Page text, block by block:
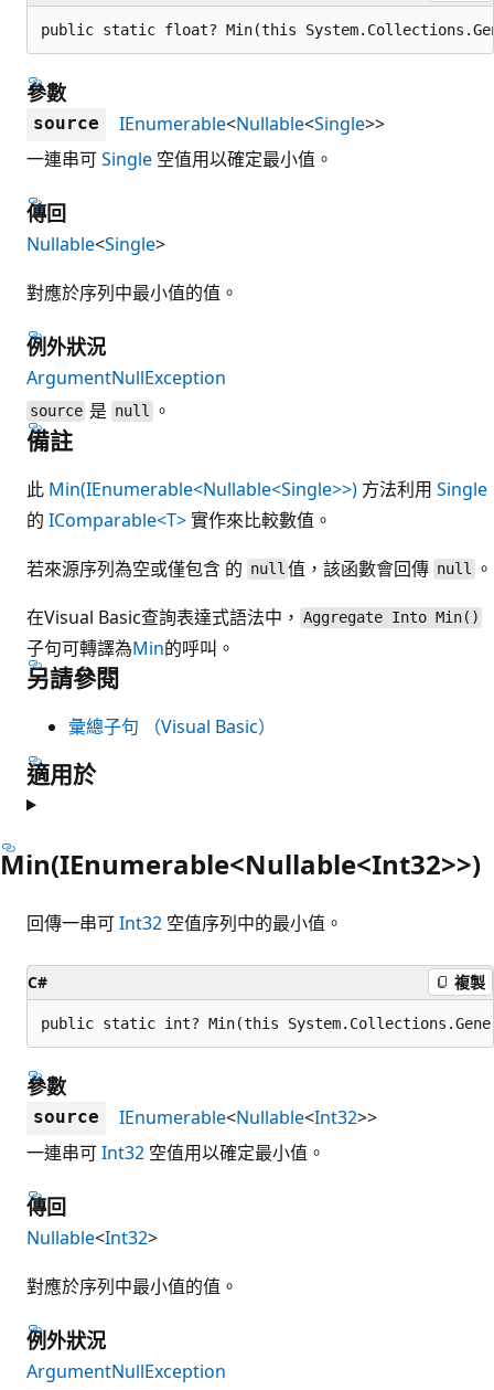
public static float? Min(this
參數
source IEnumerable<Nullable<Single>>
一連串可Single 空值用以確定最小值。
傳回
Nullable<Single>
對應於序列中最小值的值。
例外狀況
ArgumentNullException
source 是 null 。
備註
此 Min(IEnumerable<Nullable<Single>>) 方法利用 Single
的 IComparable<T>實作來比較數值。
若來源序列為空或僅包含 的 null 值，該函數會回傳 null 。
在Visual Basic查詢表達式語法中， Aggregate Into Min()
子句可轉譯為Min的呼叫。
另請參閱
彙總子句 （Visual Basic）
適用於
Min(IEnumerable<Nullable<Int32>>)
回傳一串可Int32 空值序列中的最小值。
C# 複製
public static int? Min(this
參數
source IEnumerable<Nullable<Int32>>
一連串可Int32 空值用以確定最小值。
傳回
Nullable<Int32>
對應於序列中最小值的值。
例外狀況
ArgumentNullException